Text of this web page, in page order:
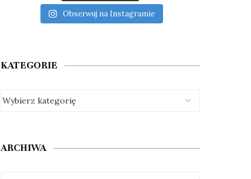
Obserwuj na Instagramie
KATEGORIE
ARCHIWA